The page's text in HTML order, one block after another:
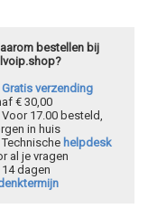
bestellen bij
verzending
€ 30,00
Voor 17.00 besteld,
in huis
Technische helpdesk
al je vragen
14 dagen